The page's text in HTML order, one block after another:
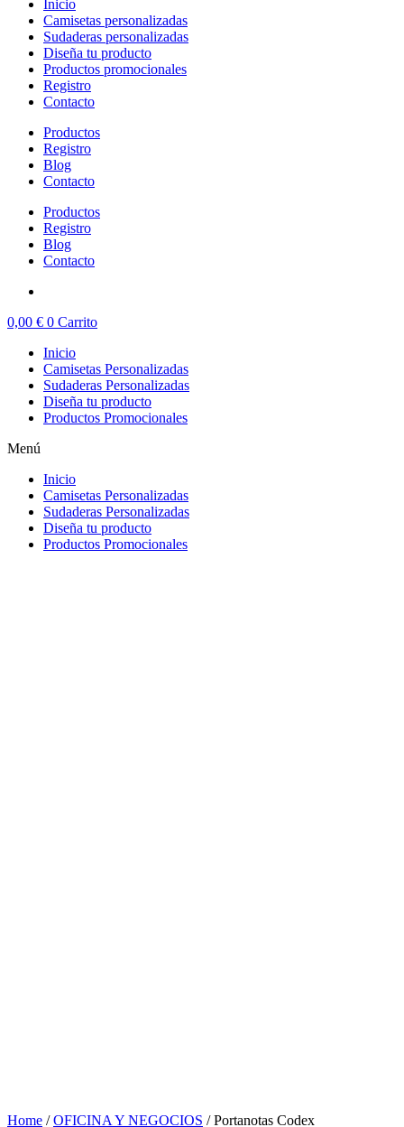
Inicio
Camisetas personalizadas
Sudaderas personalizadas
Diseña tu producto
Productos promocionales
Registro
Contacto
Productos
Registro
Blog
Contacto
Productos
Registro
Blog
Contacto
0,00 € 0 Carrito
Inicio
Camisetas Personalizadas
Sudaderas Personalizadas
Diseña tu producto
Productos Promocionales
Menú
Inicio
Camisetas Personalizadas
Sudaderas Personalizadas
Diseña tu producto
Productos Promocionales
Home /OFICINA Y NEGOCIOS / Portanotas Codex